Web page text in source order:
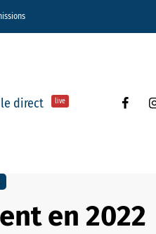
direct live
en 2022